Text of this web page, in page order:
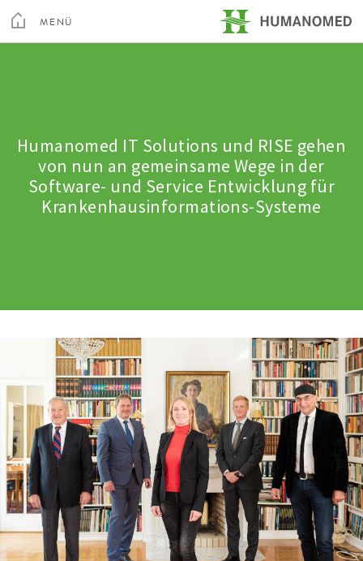
Menu
MENÜ
Privatklinik Maria Hilf
Humanomed IT Solutions und RISE gehen
von nun an gemeinsame Wege in der
Software- und Service Entwicklung für
Krankenhausinformations-Systeme